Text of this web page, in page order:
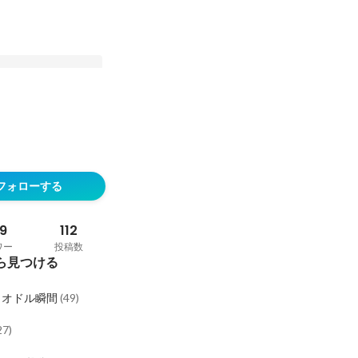
ォローする
ー
112
投稿数
見つける
ドル瞬間 (49)
)